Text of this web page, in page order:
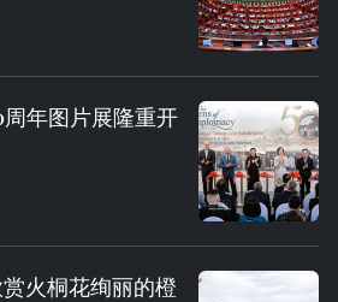
年图片展隆重开
火桐花绚丽的橙